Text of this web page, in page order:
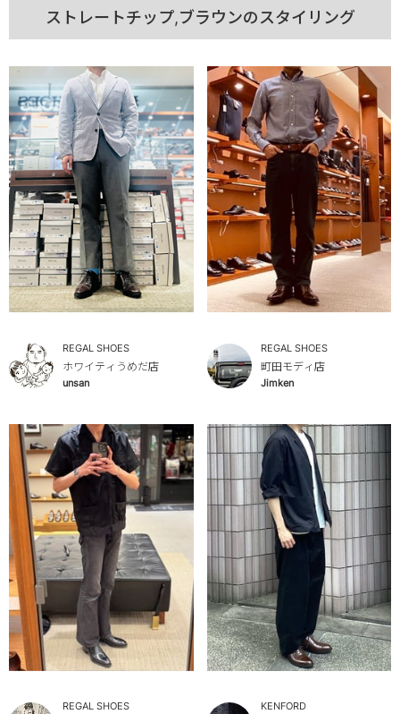
ストレートチップ,ブラウンのスタイリング
REGAL SHOES
ホワイティうめだ店
unsan
REGAL SHOES
町田モディ店
Jimken
REGAL SHOES KENFORD